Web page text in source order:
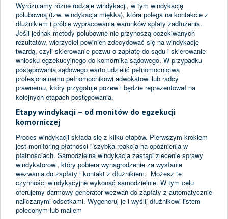
Wyróżniamy różne rodzaje windykacji, w tym windykację
polubowną (tzw. windykacja miękka), która polega na kontakcie z
dłużnikiem i próbie wypracowania warunków spłaty zadłużenia.
Jeśli jednak metody polubowne nie przynoszą oczekiwanych
rezultatów, wierzyciel powinien zdecydować się na windykację
twardą, czyli skierowanie pozwu o zapłatę do sądu i skierowanie
wniosku egzekucyjnego do komornika sądowego. W przypadku
postępowania sądowego warto udzielić pełnomocnictwa
profesjonalnemu pełnomocnikowi adwokatowi lub radcy
prawnemu, który przygotuje pozew i będzie reprezentował na
kolejnych etapach postępowania.
Etapy windykacji – od monitów do egzekucji
komorniczej
Proces windykacji składa się z kilku etapów. Pierwszym krokiem
jest monitoring płatności i szybka reakcja na opóźnienia w
płatnościach. Samodzielna windykacja zastąpi zlecenie sprawy
windykatorowi, który pobiera wynagrodzenie za wysłanie
wezwania do zapłaty i kontakt z dłużnikiem. Możesz te
czynności windykacyjne wykonać samodzielnie. W tym celu
oferujemy darmowy generator wezwań do zapłaty z automatycznie
naliczanymi odsetkami. Wygeneruj je i wyślij dłużnikowi listem
poleconym lub mailem